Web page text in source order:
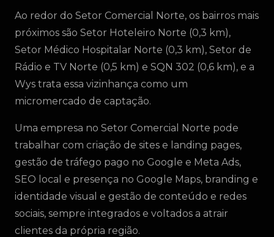
Ao redor do Setor Comercial Norte, os bairros mais
próximos são Setor Hoteleiro Norte (0,3 km),
Setor Médico Hospitalar Norte (0,3 km), Setor de
Rádio e TV Norte (0,5 km) e SQN 302 (0,6 km), e a
Wys trata essa vizinhança como um
micromercado de captação.
Uma empresa no Setor Comercial Norte pode
trabalhar com criação de sites e landing pages,
gestão de tráfego pago no Google e Meta Ads,
SEO local e presença no Google Maps, branding e
identidade visual e gestão de conteúdo e redes
sociais, sempre integrados e voltados a atrair
clientes da própria região.